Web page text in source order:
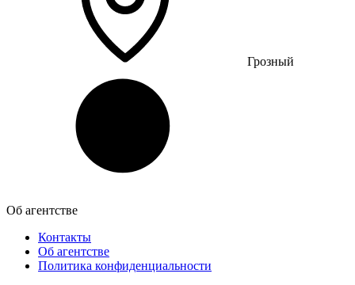
Грозный
Об агентстве
Контакты
Об агентстве
Политика конфиденциальности